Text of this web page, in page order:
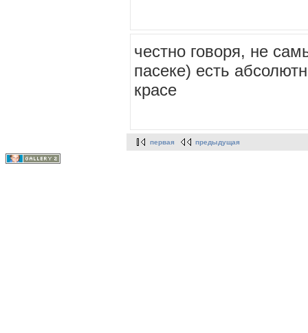
честно говоря, не
пасеке) есть
красе
первая предыдущая